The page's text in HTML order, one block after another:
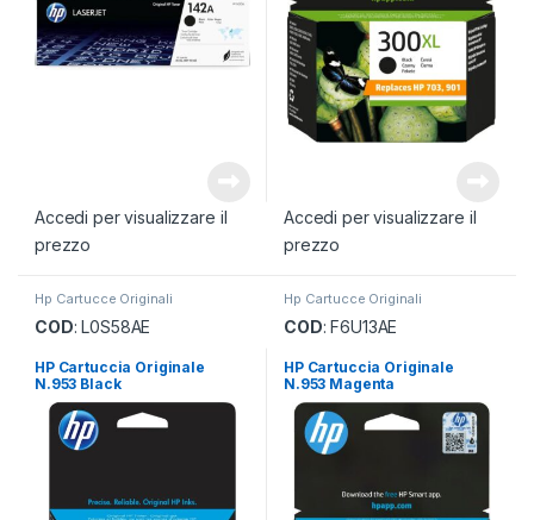
Accedi per visualizzare il
prezzo
Accedi per visualizzare il
prezzo
Hp Cartucce Originali
COD: L0S58AE
HP Cartuccia Originale
N.953 Black
Hp Cartucce Originali
COD: F6U13AE
HP Cartuccia Originale
N.953 Magenta